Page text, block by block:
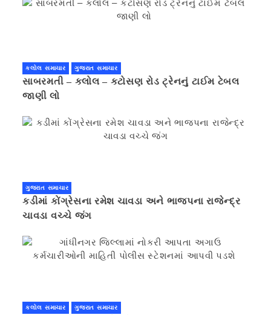
કલોલ સમાચાર ગુજરાત સમાચાર
સાબરમતી – કલોલ – કટોસણ રોડ ટ્રેનનું ટાઈમ ટેબલ
જાણી લો
ગુજરાત સમાચાર
કડીમાં કોંગ્રેસના રમેશ ચાવડા અને ભાજપના રાજેન્દ્ર
ચાવડા વચ્ચે જંગ
કલોલ સમાચાર ગુજરાત સમાચાર